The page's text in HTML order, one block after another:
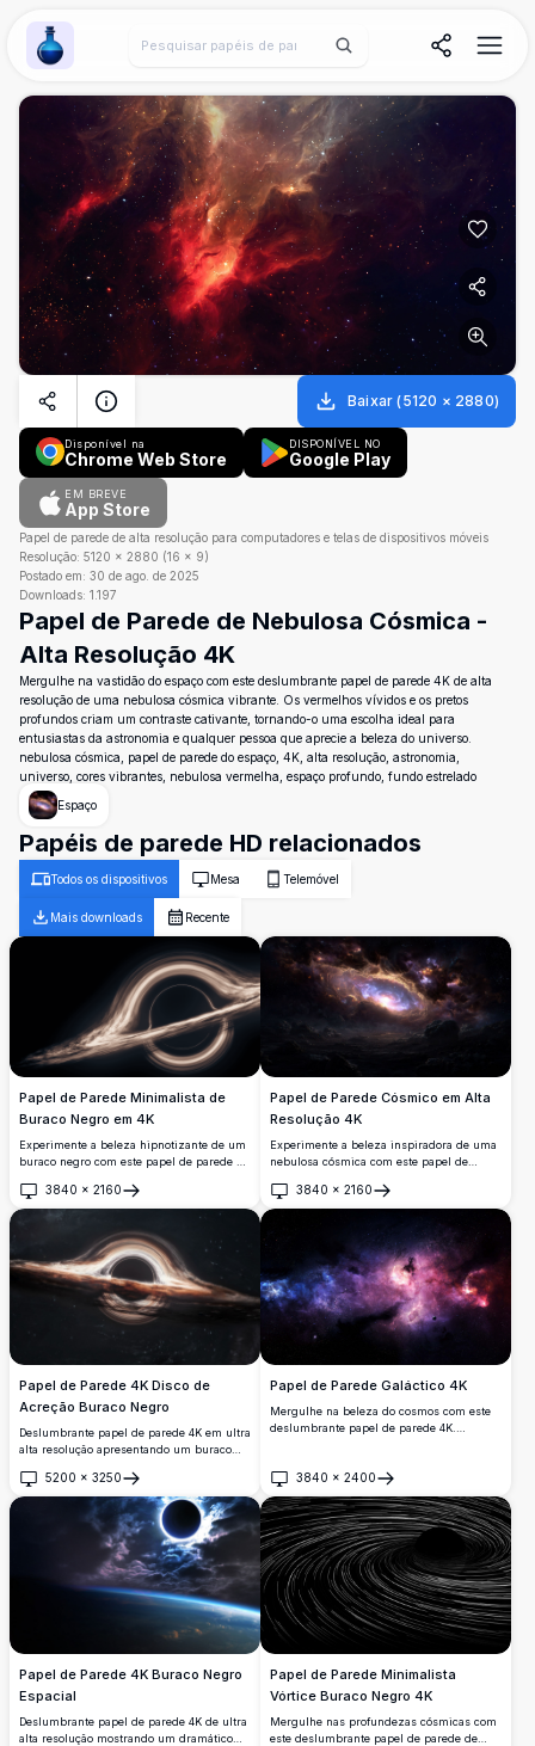
Wallpaper Alchemy
Baixar (5120 × 2880)
Disponível na
Chrome Web Store
DISPONÍVEL NO
Google Play
EM BREVE
App Store
Papel de parede de alta resolução para computadores e telas de dispositivos móveis
Resolução: 5120 × 2880 (16 × 9)
Postado em: 30 de ago. de 2025
Downloads: 1.197
Papel de Parede de Nebulosa Cósmica -
Alta Resolução 4K
Mergulhe na vastidão do espaço com este deslumbrante papel de parede 4K de alta
resolução de uma nebulosa cósmica vibrante. Os vermelhos vívidos e os pretos
profundos criam um contraste cativante, tornando-o uma escolha ideal para
entusiastas da astronomia e qualquer pessoa que aprecie a beleza do universo.
nebulosa cósmica, papel de parede do espaço, 4K, alta resolução, astronomia,
universo, cores vibrantes, nebulosa vermelha, espaço profundo, fundo estrelado
Espaço
Papéis de parede HD relacionados
Todos os dispositivos Mesa Telemóvel
Mais downloads Recente
Papel de Parede Minimalista de
Buraco Negro em 4K
Experimente a beleza hipnotizante de um
buraco negro com este papel de parede de
minimalista captura o fenômeno
inspirador de um buraco negro, perfeito
pessoa que queira adicionar um toque de
elegância cósmica às suas telas.
3840 × 2160
Abrir
Papel de Parede Cósmico em Alta
Resolução 4K
Experimente a beleza inspiradora de uma
nebulosa cósmica com este papel de
captura uma galáxia vibrante e em
turbilhão com cores vívidas e detalhes
intrincados, perfeita para entusiastas do
espaço e planos de fundo de área de
trabalho. O primeiro plano escuro
contrasta com o corpo celestial luminoso,
criando um efeito visual impressionante.
3840 × 2160
Abrir
Papel de Parede 4K Disco de
Acreção Buraco Negro
Deslumbrante papel de parede 4K em ultra
alta resolução apresentando um buraco
luminoso. A luz distorcida
gravitacionalmente cria um espetáculo
cósmico hipnotizante contra o pano de
fundo estrelado, trazendo os mistérios do
espaço profundo para sua área de trabalho
com precisão científica e detalhes visuais
impressionantes.
5200 × 3250
Abrir
Papel de Parede Galáctico 4K
Mergulhe na beleza do cosmos com este
deslumbrante papel de parede 4K.
imagem em alta resolução captura a
vastidão e o mistério do espaço, perfeita
para fundos de desktop ou móvel.
3840 × 2400
Abrir
Papel de Parede 4K Buraco Negro
Espacial
Deslumbrante papel de parede 4K de ultra
alta resolução mostrando um dramático
Papel de Parede Minimalista
Vórtice Buraco Negro 4K
Mergulhe nas profundezas cósmicas com
este deslumbrante papel de parede de